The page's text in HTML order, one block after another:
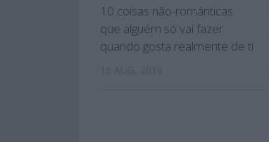
10 coisas não-românticas
que alguém só vai fazer
quando gosta realmente de ti